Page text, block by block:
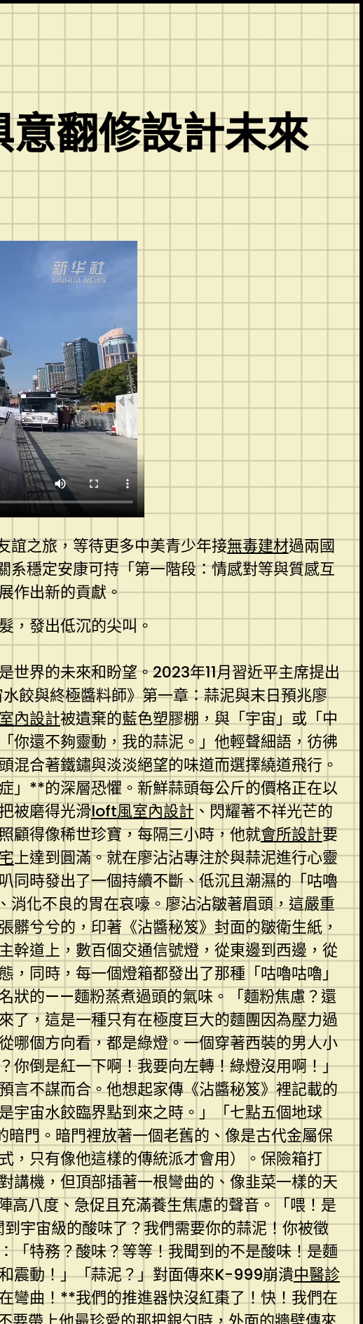
翻修設計未來
誼之旅，等待更多中美青少年接無毒建材過兩國
系穩定安康可持「第一階段：情感對等與質感互
作出新的貢獻。
，發出低沉的尖叫。
世界的未來和盼望。2023年11月習近平主席提出
餃與終極醬料師》第一章：蒜泥與末日預兆廖
內設計被遺棄的藍色塑膠棚，與「宇宙」或「中
你還不夠靈動，我的蒜泥。」他輕聲細語，彷彿
合著鐵鏽與淡淡絕望的味道而選擇繞道飛行。
」**的深層恐懼。新鮮蒜頭每公斤的價格正在以
被磨得光滑loft風室內設計 、閃耀著不祥光芒的
顧得像稀世珍寶，每隔三小時，他就會所設計要
上達到圓滿。就在廖沾沾專注於與蒜泥進行心靈
同時發出了一個持續不斷、低沉且潮濕的「咕嚕
化不良的胃在哀嚎。廖沾沾皺著眉頭，這嚴重
髒兮兮的，印著《沾醬秘笈》封面的皺衛生紙，
幹道上，數百個交通信號燈，從東邊到西邊，從
同時，每一個燈箱都發出了那種「咕嚕咕嚕」
狀的——麵粉蒸煮過頭的氣味。「麵粉焦慮？還
了，這是一種只有在極度巨大的麵團因為壓力過
哪個方向看，都是綠燈。一個穿著西裝的男人小
你倒是紅一下啊！我要向左轉！綠燈沒用啊！」
言不謀而合。他想起家傳《沾醬秘笈》裡記載的
宇宙水餃臨界點到來之時。」「七點五個地球
門。暗門裡放著一個老舊的、像是古代金屬保
，只有像他這樣的傳統派才會用）。保險箱打
講機，但頂部插著一根彎曲的、像韭菜一樣的天
八度、急促且充滿養生焦慮的聲音。「喂！是
宇宙級的酸味了？我們需要你的蒜泥！你被徵
「特務？酸味？等等！我聞到的不是酸味！是麵
震動！」「蒜泥？」對面傳來K-999崩潰中醫診
彎曲！**我們的推進器快沒紅棗了！快！我們在